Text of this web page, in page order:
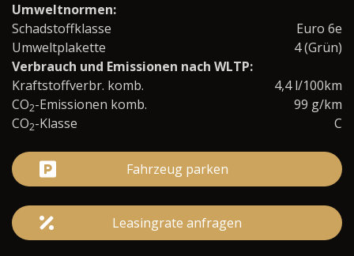
Umweltnormen:
Schadstoffklasse
Euro 6e
Umweltplakette
4 (Grün)
Verbrauch und Emissionen nach WLTP:
Kraftstoffverbr. komb.
4,4 l/100km
CO2-Emissionen komb.
99 g/km
CO2-Klasse C
Fahrzeug parken
Leasingrate anfragen